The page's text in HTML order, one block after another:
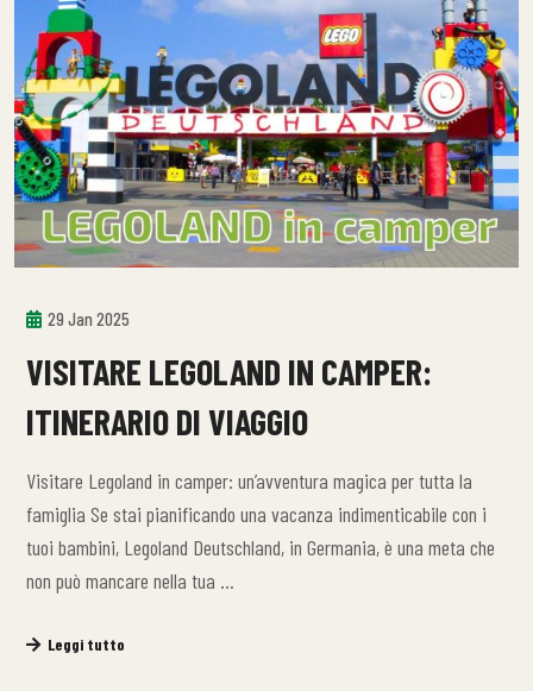
29 Jan 2025
VISITARE LEGOLAND IN CAMPER:
ITINERARIO DI VIAGGIO
Visitare Legoland in camper: un’avventura magica per tutta la
famiglia Se stai pianificando una vacanza indimenticabile con i
tuoi bambini, Legoland Deutschland, in Germania, è una meta che
non può mancare nella tua …
Leggi tutto